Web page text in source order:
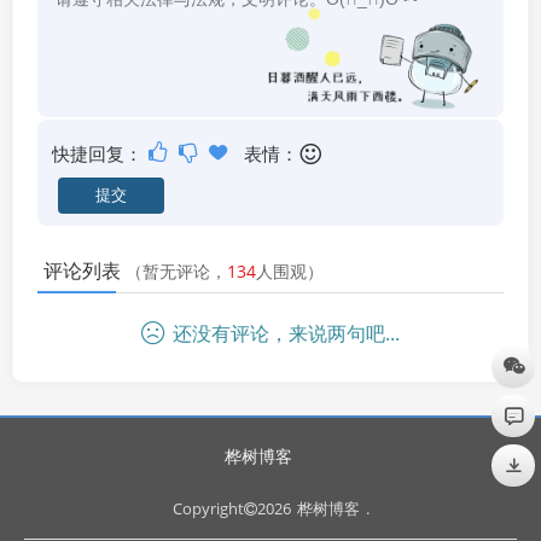
快捷回复： 表情：
评论列表 （暂无评论， 134人围观）
还没有评论，来说两句吧...
桦树博客
Copyright 2026 桦树博客 .